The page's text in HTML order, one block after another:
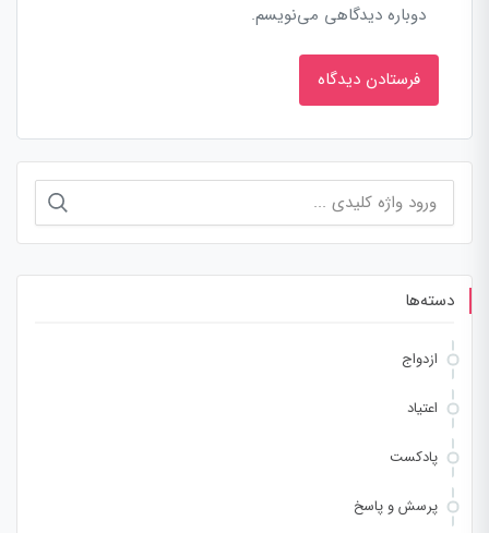
دوباره دیدگاهی می‌نویسم.
جستجو
برای:
دسته‌ها
ازدواج
اعتیاد
پادکست
پرسش و پاسخ